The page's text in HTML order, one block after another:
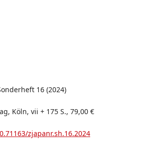
16 (2024)
Köln, vii + 175 S., 79,00 €
zjapanr.sh.16.2024